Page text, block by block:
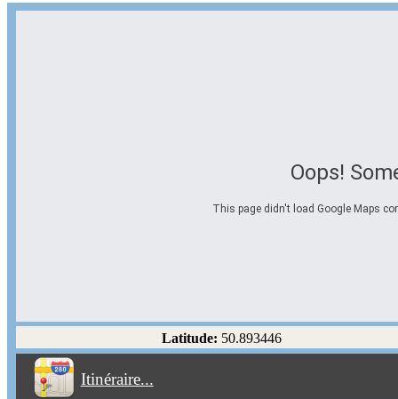
Oops!
This page didn't load Google Maps
Latitude: 50.893446
Itinéraire...
Éviter les autoroutes
Éviter les péages
Partir! Reset